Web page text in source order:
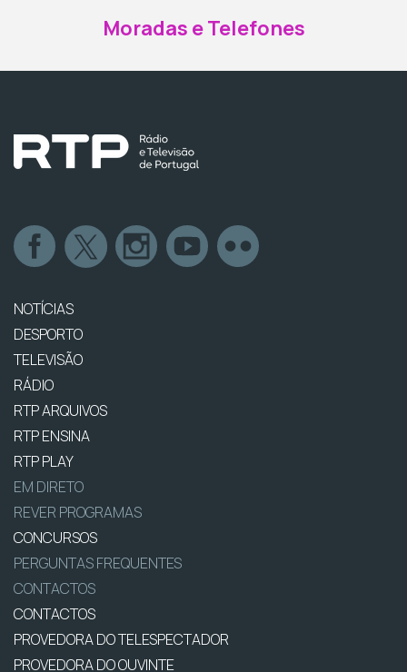
Moradas e Telefones
NOTÍCIAS
DESPORTO
TELEVISÃO
RÁDIO
RTP ARQUIVOS
RTP ENSINA
RTP PLAY
EM DIRETO
REVER PROGRAMAS
CONCURSOS
PERGUNTAS FREQUENTES
CONTACTOS
CONTACTOS
PROVEDORA DO TELESPECTADOR
PROVEDORA DO OUVINTE